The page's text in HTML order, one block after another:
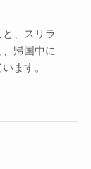
、スリラ
帰国中に
ます。